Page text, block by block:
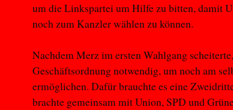
um die Linkspartei um Hilfe zu bitten, damit
noch zum Kanzler wählen zu können.
Nachdem Merz im ersten Wahlgang
Geschäftsordnung notwendig, um noch am
ermöglichen. Dafür brauchte es eine
brachte gemeinsam mit Union, SPD und